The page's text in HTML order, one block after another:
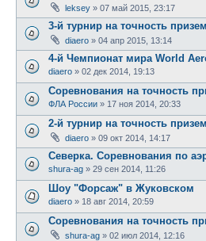
leksey » 07 май 2015, 23:17
3-й турнир на точность
diaero » 04 апр 2015, 13:14
4-й Чемпионат мира World
diaero » 02 дек 2014, 19:13
Соревнования на точность
ФЛА России » 17 ноя 2014, 20:33
2-й турнир на точность
diaero » 09 окт 2014, 14:17
Северка. Соревнования по
shura-ag » 29 сен 2014, 11:26
Шоу "Форсаж" в Жуковском
diaero » 18 авг 2014, 20:59
Соревнования на точность
shura-ag » 02 июл 2014, 12:16